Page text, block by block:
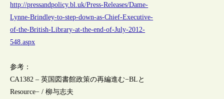
http://pressandpolicy.bl.uk/Press-Releases/Dame-
Lynne-Brindley-to-step-down-as-Chief-Executive-
of-the-British-Library-at-the-end-of-July-2012-
548.aspx
参考：
CA1382 – 英国図書館政策の再編進む−BLと
Resource− / 柳与志夫